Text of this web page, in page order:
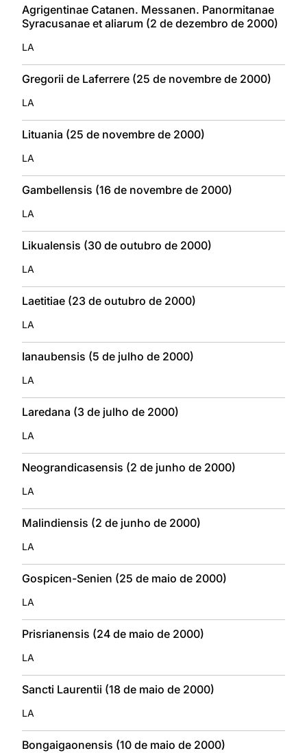
Agrigentinae Catanen. Messanen. Panormitanae
Syracusanae et aliarum (2 de dezembro de 2000)
LA
Gregorii de Laferrere (25 de novembre de 2000)
LA
Lituania (25 de novembre de 2000)
LA
Gambellensis (16 de novembre de 2000)
LA
Likualensis (30 de outubro de 2000)
LA
Laetitiae (23 de outubro de 2000)
LA
Ianaubensis (5 de julho de 2000)
LA
Laredana (3 de julho de 2000)
LA
Neograndicasensis (2 de junho de 2000)
LA
Malindiensis (2 de junho de 2000)
LA
Gospicen-Senien (25 de maio de 2000)
LA
Prisrianensis (24 de maio de 2000)
LA
Sancti Laurentii (18 de maio de 2000)
LA
Bongaigaonensis (10 de maio de 2000)